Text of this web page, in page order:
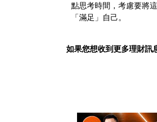
點思考時間，考慮要將
「滿足」自己。
如果您想收到更多理財訊